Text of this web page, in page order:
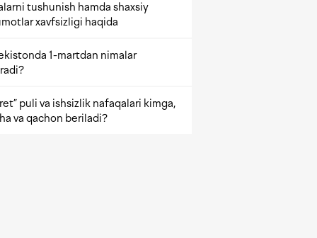
tushunish hamda shaxsiy
xavfsizligi haqida
1-martdan nimalar
puli va ishsizlik nafaqalari kimga,
va qachon beriladi?